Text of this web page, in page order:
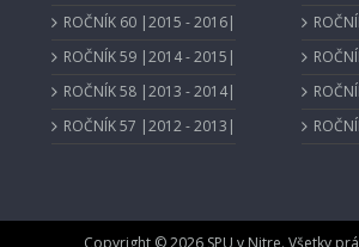
ROČNÍK 60 |2015 - 2016|
ROČNÍK 59 |2014 - 2015|
ROČNÍK 58 |2013 - 2014|
ROČNÍK 57 |2012 - 2013|
Copyright © 2026 SPU v Nitre. Všetky